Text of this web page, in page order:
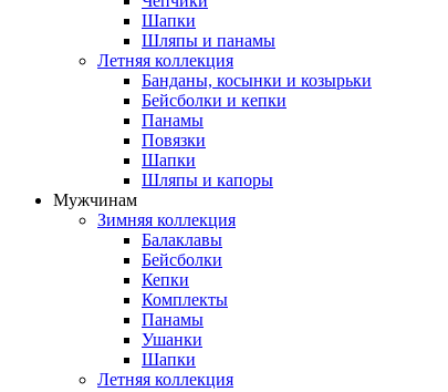
Шапки
Шляпы и панамы
Летняя коллекция
Банданы, косынки и козырьки
Бейсболки и кепки
Панамы
Повязки
Шапки
Шляпы и капоры
Мужчинам
Зимняя коллекция
Балаклавы
Бейсболки
Кепки
Комплекты
Панамы
Ушанки
Шапки
Летняя коллекция